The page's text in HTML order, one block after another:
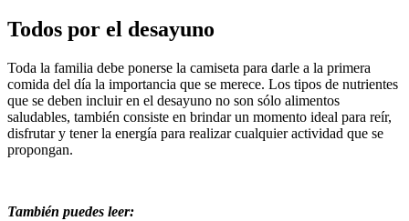
Todos por el desayuno
Toda la familia debe ponerse la camiseta para darle a la primera
comida del día la importancia que se merece. Los tipos de nutrientes
que se deben incluir en el desayuno no son sólo alimentos
saludables, también consiste en brindar un momento ideal para reír,
disfrutar y tener la energía para realizar cualquier actividad que se
propongan.
También puedes leer: